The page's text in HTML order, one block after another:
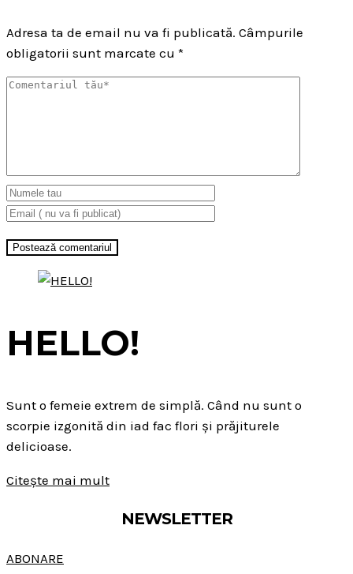
Adresa ta de email nu va fi publicată. Câmpurile
obligatorii sunt marcate cu *
HELLO!
Sunt o femeie extrem de simplă. Când nu sunt o
scorpie izgonită din iad fac flori și prăjiturele
delicioase.
Citește mai mult
NEWSLETTER
ABONARE